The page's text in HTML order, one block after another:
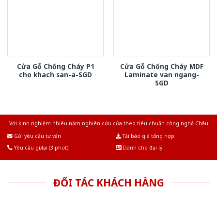
Cửa Gỗ Chống Cháy P1
cho khach san-a-SGD
Cửa Gỗ Chống Cháy MDF
Laminate van ngang-
SGD
Với kinh nghiệm nhiêu năm nghiên cứu cửa theo tiêu chuẩn công nghệ Châu
Gửi yêu cầu tư vấn
Tải báo giá tổng hợp
Yêu cầu gọi lại (3 phút)
Dành cho đại lý
ĐỐI TÁC KHÁCH HÀNG